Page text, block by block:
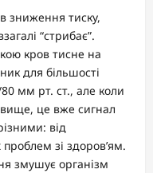
зниження тиску,
“стрибає”.
кров тисне на
для більшості
мм рт. ст., але коли
це вже сигнал
від
зі здоров’ям.
змушує організм